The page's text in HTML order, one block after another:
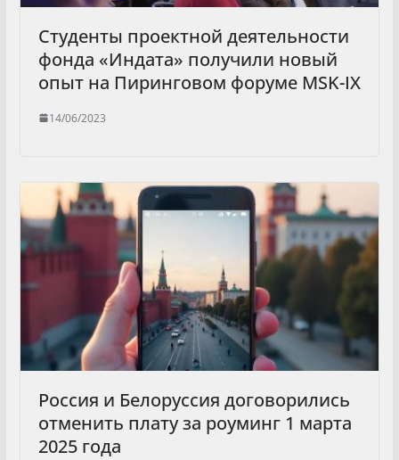
Студенты проектной деятельности
фонда «Индата» получили новый
опыт на Пиринговом форуме MSK-IX
14/06/2023
Россия и Белоруссия договорились
отменить плату за роуминг 1 марта
2025 года